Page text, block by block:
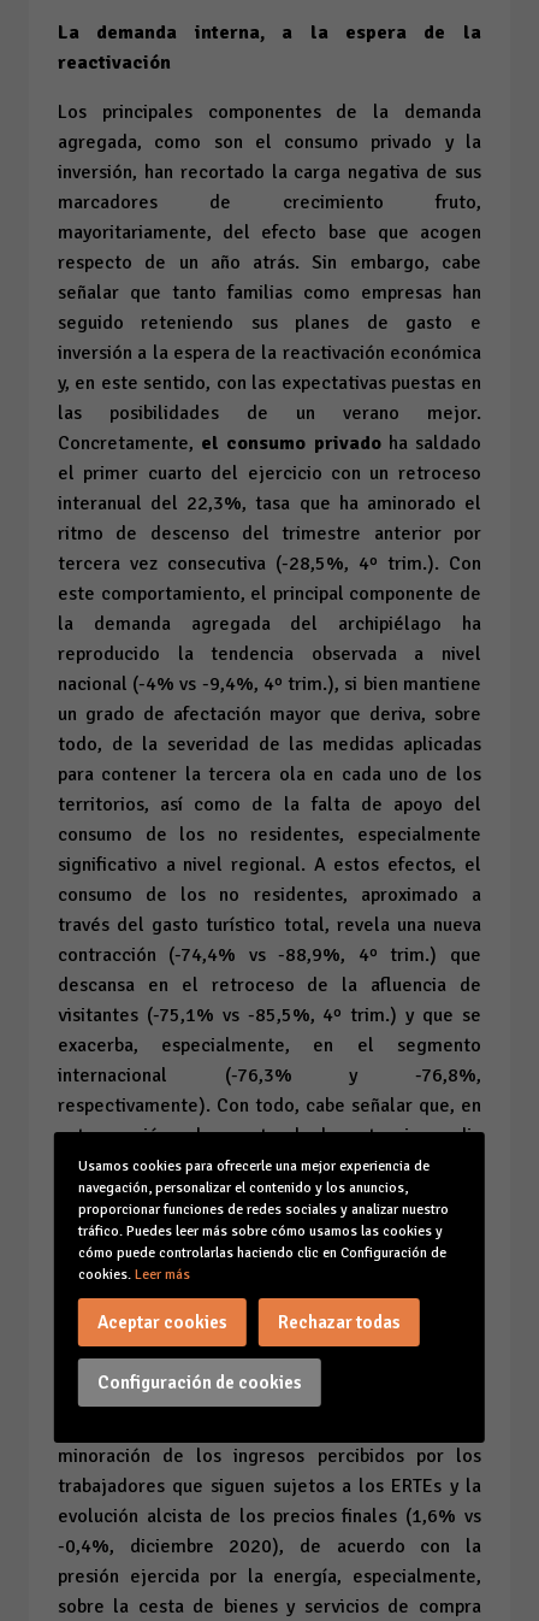
La demanda interna, a la espera de la
reactivación
Los principales componentes de la demanda
agregada, como son el consumo privado y la
inversión, han recortado la carga negativa de sus
marcadores de crecimiento fruto,
mayoritariamente, del efecto base que acogen
respecto de un año atrás. Sin embargo, cabe
señalar que tanto familias como empresas han
seguido reteniendo sus planes de gasto e
inversión a la espera de la reactivación económica
y, en este sentido, con las expectativas puestas en
las posibilidades de un verano mejor.
Concretamente, el consumo privadoha saldado
el primer cuarto del ejercicio con un retroceso
interanual del 22,3%, tasa que ha aminorado el
ritmo de descenso del trimestre anterior por
tercera vez consecutiva (-28,5%, 4º trim.). Con
este comportamiento, el principal componente de
la demanda agregada del archipiélago ha
reproducido la tendencia observada a nivel
nacional (-4% vs -9,4%, 4º trim.), si bien mantiene
un grado de afectación mayor que deriva, sobre
todo, de la severidad de las medidas aplicadas
para contener la tercera ola en cada uno de los
territorios, así como de la falta de apoyo del
consumo de los no residentes, especialmente
significativo a nivel regional. A estos efectos, el
consumo de los no residentes, aproximado a
través del gasto turístico total, revela una nueva
contracción (-74,4% vs -88,9%, 4º trim.) que
descansa en el retroceso de la afluencia de
visitantes (-75,1% vs -85,5%, 4º trim.) y que se
exacerba, especialmente, en el segmento
internacional (-76,3% y -76,8%,
respectivamente). Con todo, cabe señalar que, en
esta ocasión, el repunte de la estancia media
hasta los 9,3 días (47,9% vs 20,6%, 4º trim.) ha
conseguido compensar la contracción del
dispendio diario efectuado por turista (-30,6% vs
-36,2%, 4º trim.), todavía constreñido por las
limitaciones a la actividad comercial y de ocio
imperantes a razón de la pandemia.
Por su parte, la propensión a consumir de los
residentes ha acusado el descenso de rentas
minoración de los ingresos percibidos por los
trabajadores que siguen sujetos a los ERTEs y la
evolución alcista de los precios finales (1,6% vs
-0,4%, diciembre 2020), de acuerdo con la
presión ejercida por la energía, especialmente,
sobre la cesta de bienes y servicios de compra
Usamos cookies para ofrecerle una mejor experiencia de
navegación, personalizar el contenido y los anuncios,
proporcionar funciones de redes sociales y analizar nuestro
tráfico. Puedes leer más sobre cómo usamos las cookies y
cómo puede controlarlas haciendo clic en Configuración de
cookies. Leer más
Configuración de cookies
Aceptar cookies Rechazar todas